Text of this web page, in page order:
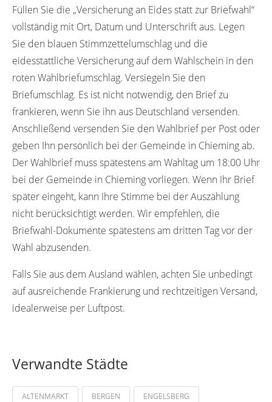
Füllen Sie die „Versicherung an Eides statt zur Briefwahl“
vollständig mit Ort, Datum und Unterschrift aus. Legen
Sie den blauen Stimmzettelumschlag und die
eidesstattliche Versicherung auf dem Wahlschein in den
roten Wahlbriefumschlag. Versiegeln Sie den
Briefumschlag. Es ist nicht notwendig, den Brief zu
frankieren, wenn Sie ihn aus Deutschland versenden.
Anschließend versenden Sie den Wahlbrief per Post oder
geben Ihn persönlich bei der Gemeinde in Chieming ab.
Der Wahlbrief muss spätestens am Wahltag um 18:00 Uhr
bei der Gemeinde in Chieming vorliegen. Wenn Ihr Brief
später eingeht, kann Ihre Stimme bei der Auszählung
nicht berücksichtigt werden. Wir empfehlen, die
Briefwahl-Dokumente spätestens am dritten Tag vor der
Wahl abzusenden.
Falls Sie aus dem Ausland wählen, achten Sie unbedingt
auf ausreichende Frankierung und rechtzeitigen Versand,
idealerweise per Luftpost.
Verwandte Städte
ALTENMARKT BERGEN ENGELSBERG